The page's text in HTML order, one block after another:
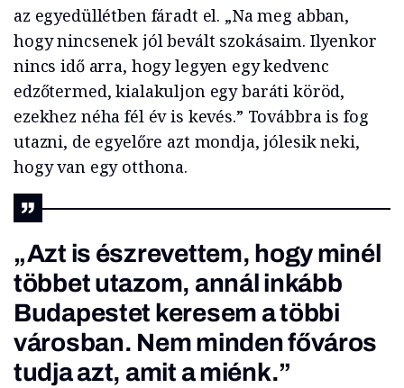
az egyedüllétben fáradt el. „Na meg abban,
hogy nincsenek jól bevált szokásaim. Ilyenkor
nincs idő arra, hogy legyen egy kedvenc
edzőtermed, kialakuljon egy baráti köröd,
ezekhez néha fél év is kevés.” Továbbra is fog
utazni, de egyelőre azt mondja, jólesik neki,
hogy van egy otthona.
„Azt is észrevettem, hogy minél
többet utazom, annál inkább
Budapestet keresem a többi
városban. Nem minden főváros
tudja azt, amit a miénk.”